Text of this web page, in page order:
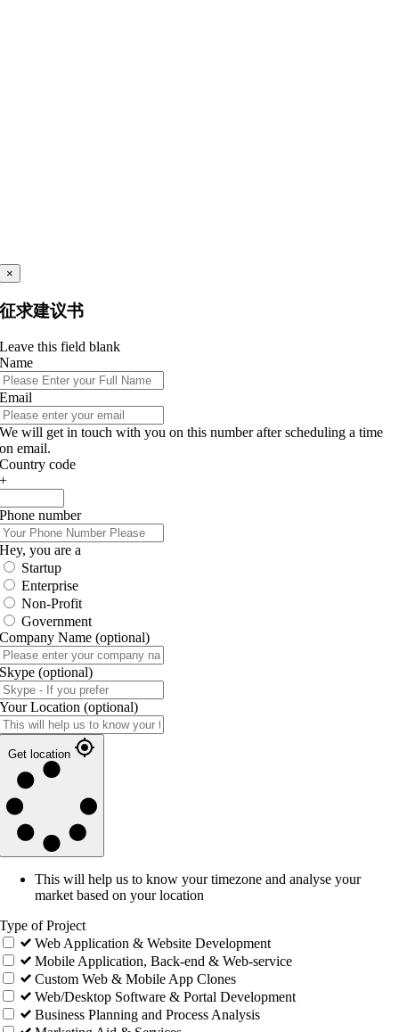
×
征求建议书
Leave this field blank
Name
Email
We will get in touch with you on this number after scheduling a time
on email.
Country code
+
Phone number
Hey, you are a
Startup
Enterprise
Non-Profit
Government
Company Name (optional)
Skype (optional)
Your Location (optional)
Get location
This will help us to know your timezone and analyse your
market based on your location
Type of Project
Web Application & Website Development
Mobile Application, Back-end & Web-service
Custom Web & Mobile App Clones
Web/Desktop Software & Portal Development
Business Planning and Process Analysis